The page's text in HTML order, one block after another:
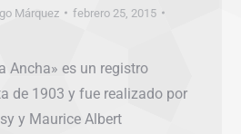
Márquez
febrero 25, 2015
Ancha» es un registro
de 1903 y fue realizado por
y Maurice Albert